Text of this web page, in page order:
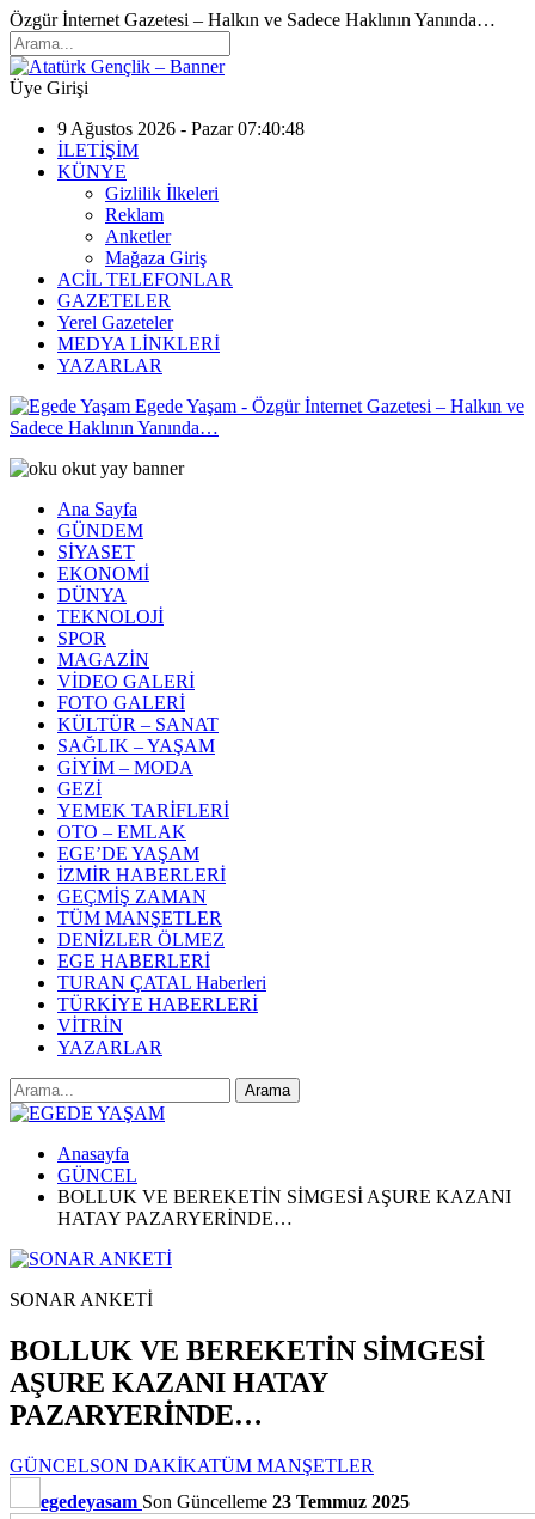
Özgür İnternet Gazetesi – Halkın ve Sadece Haklının Yanında…
Üye Girişi
9 Ağustos 2026 - Pazar 07:40:48
İLETİŞİM
KÜNYE
Gizlilik İlkeleri
Reklam
Anketler
Mağaza Giriş
ACİL TELEFONLAR
GAZETELER
Yerel Gazeteler
MEDYA LİNKLERİ
YAZARLAR
Egede Yaşam - Özgür İnternet Gazetesi – Halkın ve
Sadece Haklının Yanında…
Ana Sayfa
GÜNDEM
SİYASET
EKONOMİ
DÜNYA
TEKNOLOJİ
SPOR
MAGAZİN
VİDEO GALERİ
FOTO GALERİ
KÜLTÜR – SANAT
SAĞLIK – YAŞAM
GİYİM – MODA
GEZİ
YEMEK TARİFLERİ
OTO – EMLAK
EGE’DE YAŞAM
İZMİR HABERLERİ
GEÇMİŞ ZAMAN
TÜM MANŞETLER
DENİZLER ÖLMEZ
EGE HABERLERİ
TURAN ÇATAL Haberleri
TÜRKİYE HABERLERİ
VİTRİN
YAZARLAR
Anasayfa
GÜNCEL
BOLLUK VE BEREKETİN SİMGESİ AŞURE KAZANI
HATAY PAZARYERİNDE…
SONAR ANKETİ
BOLLUK VE BEREKETİN SİMGESİ
AŞURE KAZANI HATAY
PAZARYERİNDE…
GÜNCELSON DAKİKATÜM MANŞETLER
egedeyasam Son Güncelleme 23 Temmuz 2025